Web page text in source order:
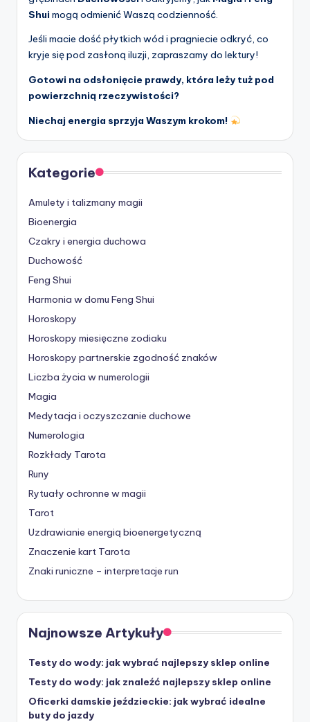
Shui mogą odmienić Waszą codzienność.
Jeśli macie dość płytkich wód i pragniecie odkryć, co
kryje się pod zasłoną iluzji, zapraszamy do lektury!
Gotowi na odsłonięcie prawdy, która leży tuż pod
powierzchnią rzeczywistości?
Niechaj energia sprzyja Waszym krokom!
Kategorie
Amulety i talizmany magii
Bioenergia
Czakry i energia duchowa
Duchowość
Feng Shui
Harmonia w domu Feng Shui
Horoskopy
Horoskopy miesięczne zodiaku
Horoskopy partnerskie zgodność znaków
Liczba życia w numerologii
Magia
Medytacja i oczyszczanie duchowe
Numerologia
Rozkłady Tarota
Runy
Rytuały ochronne w magii
Tarot
Uzdrawianie energią bioenergetyczną
Znaczenie kart Tarota
Znaki runiczne – interpretacje run
Najnowsze Artykuły
Testy do wody: jak wybrać najlepszy sklep online
Testy do wody: jak znaleźć najlepszy sklep online
Oficerki damskie jeździeckie: jak wybrać idealne
buty do jazdy